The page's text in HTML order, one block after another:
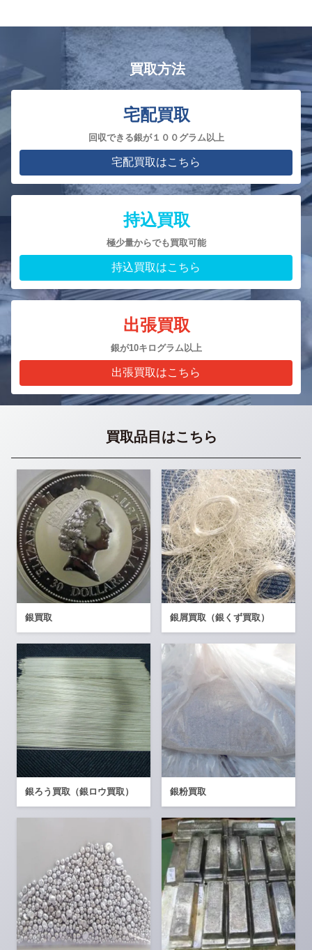
買取方法
宅配買取
回収できる銀が１００グラム以上
宅配買取はこちら
持込買取
極少量からでも買取可能
持込買取はこちら
出張買取
銀が10キログラム以上
出張買取はこちら
買取品目はこちら
銀買取 銀屑買取（銀くず買取）
銀ろう買取（銀ロウ買取） 銀粉買取